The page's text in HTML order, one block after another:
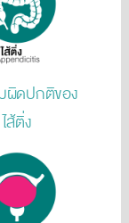
ผิดปกติของ
ไส้ติ่ง